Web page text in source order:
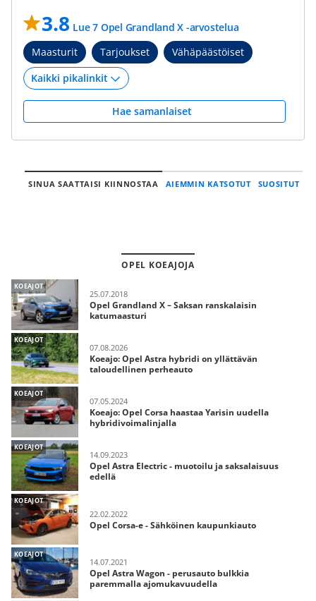
3.8 Lue 7 Opel Grandland X -arvostelua
Maasturit
Tarjoukset Vähäpäästöiset
Hae samanlaiset
SINUA SAATTAISI KIINNOSTAA AIEMMIN KATSOTUT SUOSITUT
OPEL KOEAJOJA
KOEAJOT
25.07.2018
Opel Grandland X – Saksan ranskalaisin
katumaasturi
KOEAJOT
07.08.2026
Koeajo: Opel Astra hybridi on yllättävän
taloudellinen perheauto
KOEAJOT
07.05.2024
Koeajo: Opel Corsa haastaa Yarisin uudella
hybridivoimalinjalla
KOEAJOT
14.09.2023
Opel Astra Electric - muotoilu ja saksalaisuus
edellä
KOEAJOT
22.02.2022
Opel Corsa-e - Sähköinen kaupunkiauto
KOEAJOT
14.07.2021
Opel Astra Wagon - perusauto bulkkia
paremmalla ajomukavuudella